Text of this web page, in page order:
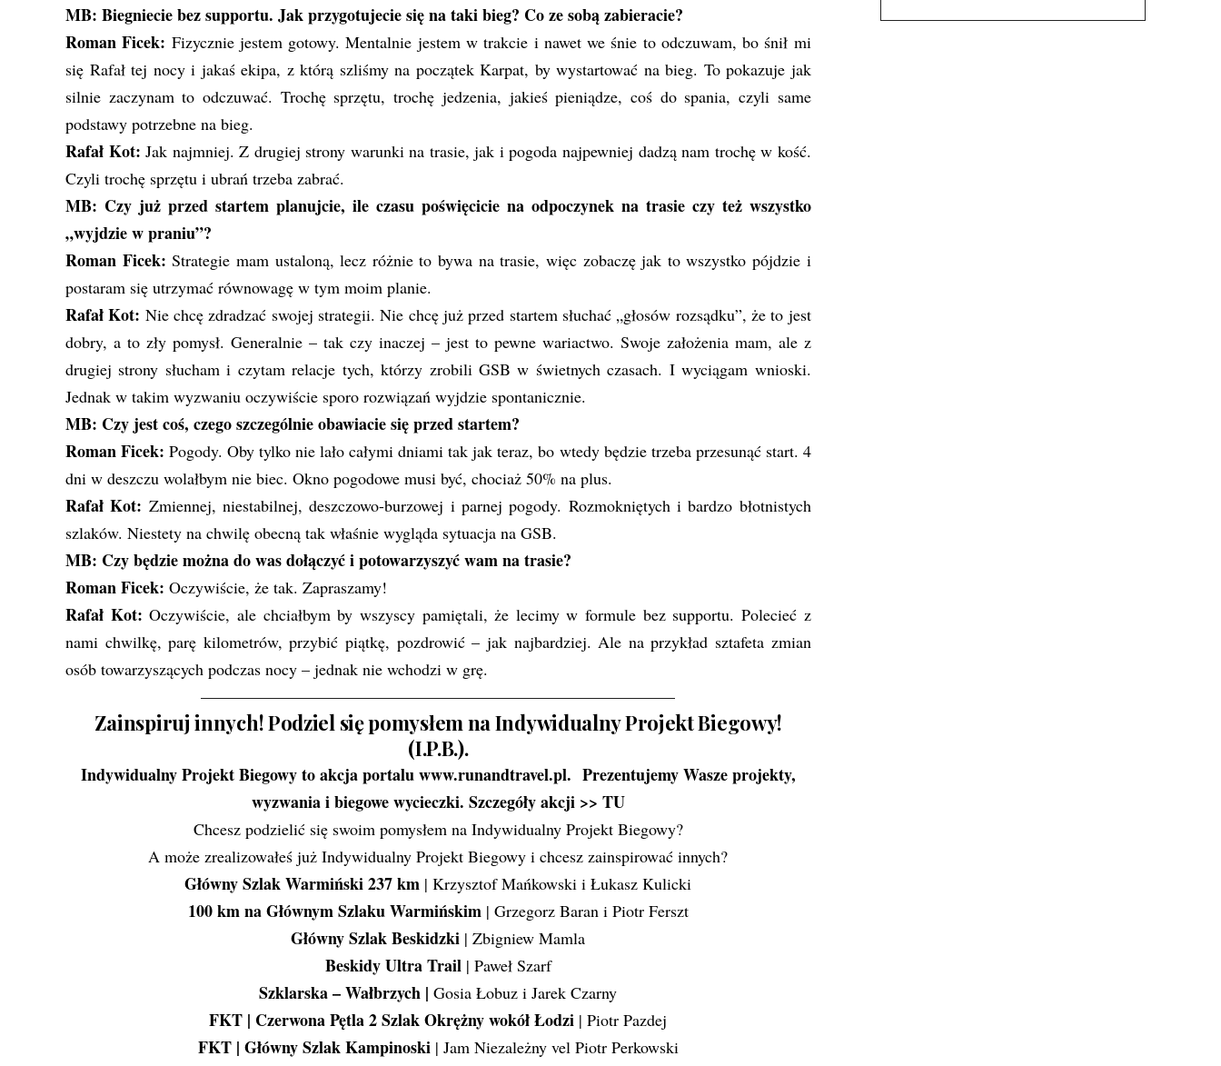
MB: Biegniecie bez supportu. Jak przygotujecie się na taki bieg? Co ze sobą zabieracie?
Roman Ficek: Fizycznie jestem gotowy. Mentalnie jestem w trakcie i nawet we śnie to odczuwam, bo śnił mi
się Rafał tej nocy i jakaś ekipa, z którą szliśmy na początek Karpat, by wystartować na bieg. To pokazuje jak
silnie zaczynam to odczuwać. Trochę sprzętu, trochę jedzenia, jakieś pieniądze, coś do spania, czyli same
podstawy potrzebne na bieg.
Rafał Kot: Jak najmniej. Z drugiej strony warunki na trasie, jak i pogoda najpewniej dadzą nam trochę w kość.
Czyli trochę sprzętu i ubrań trzeba zabrać.
MB: Czy już przed startem planujcie, ile czasu poświęcicie na odpoczynek na trasie czy też wszystko
„wyjdzie w praniu”?
Roman Ficek: Strategie mam ustaloną, lecz różnie to bywa na trasie, więc zobaczę jak to wszystko pójdzie i
postaram się utrzymać równowagę w tym moim planie.
Rafał Kot: Nie chcę zdradzać swojej strategii. Nie chcę już przed startem słuchać „głosów rozsądku”, że to jest
dobry, a to zły pomysł. Generalnie – tak czy inaczej – jest to pewne wariactwo. Swoje założenia mam, ale z
drugiej strony słucham i czytam relacje tych, którzy zrobili GSB w świetnych czasach. I wyciągam wnioski.
Jednak w takim wyzwaniu oczywiście sporo rozwiązań wyjdzie spontanicznie.
MB: Czy jest coś, czego szczególnie obawiacie się przed startem?
Roman Ficek: Pogody. Oby tylko nie lało całymi dniami tak jak teraz, bo wtedy będzie trzeba przesunąć start. 4
dni w deszczu wolałbym nie biec. Okno pogodowe musi być, chociaż 50% na plus.
Rafał Kot: Zmiennej, niestabilnej, deszczowo-burzowej i parnej pogody. Rozmokniętych i bardzo błotnistych
szlaków. Niestety na chwilę obecną tak właśnie wygląda sytuacja na GSB.
MB: Czy będzie można do was dołączyć i potowarzyszyć wam na trasie?
Roman Ficek: Oczywiście, że tak. Zapraszamy!
Rafał Kot: Oczywiście, ale chciałbym by wszyscy pamiętali, że lecimy w formule bez supportu. Polecieć z
nami chwilkę, parę kilometrów, przybić piątkę, pozdrowić – jak najbardziej. Ale na przykład sztafeta zmian
osób towarzyszących podczas nocy – jednak nie wchodzi w grę.
—————————————————————————————
Zainspiruj innych! Podziel się pomysłem na Indywidualny Projekt Biegowy!
(I.P.B.).
Indywidualny Projekt Biegowy to akcja portaluwww.runandtravel.pl. Prezentujemy Wasze projekty,
wyzwania i biegowe wycieczki. Szczegóły akcji >> TU
Chcesz podzielić się swoim pomysłem na Indywidualny Projekt Biegowy?
A może zrealizowałeś już Indywidualny Projekt Biegowy i chcesz zainspirować innych?
Główny Szlak Warmiński 237 km | Krzysztof Mańkowski i Łukasz Kulicki
100 km na Głównym Szlaku Warmińskim| Grzegorz Baran i Piotr Ferszt
Główny Szlak Beskidzki | Zbigniew Mamla
Beskidy Ultra Trail| Paweł Szarf
Szklarska – Wałbrzych |Gosia Łobuz i Jarek Czarny
FKT | Czerwona Pętla 2 Szlak Okrężny wokół Łodzi | Piotr Pazdej
FKT | Główny Szlak Kampinoski| Jam Niezależny vel Piotr Perkowski